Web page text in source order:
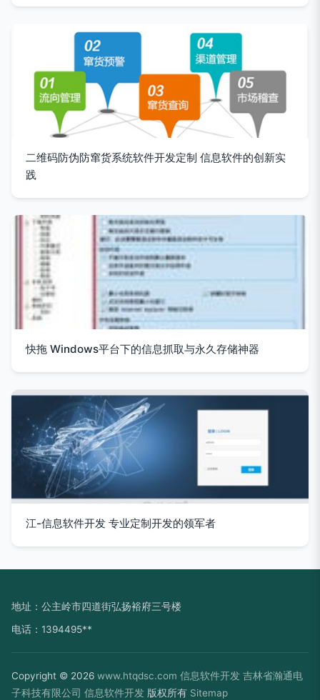
二维码防伪防窜货系统软件开发定制 信息软件的创新实
践
快拖 Windows平台下的信息抓取与永久存储神器
江-信息软件开发 专业定制开发的领军者
地址：公主岭市四道街弘扬裕府三号楼
电话：1394495**
Copyright © 2026 www.htqdsc.com 信息软件开发 吉林省瀚通电
子科技有限公司 信息软件开发 版权所有 Sitemap